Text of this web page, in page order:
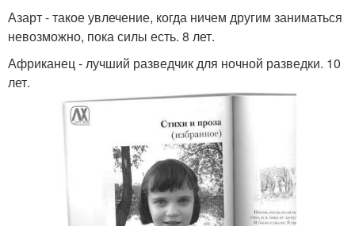
Азарт - такое увлечение, когда ничем другим заниматься
невозможно, пока силы есть. 8 лет.
Африканец - лучший разведчик для ночной разведки. 10
лет.